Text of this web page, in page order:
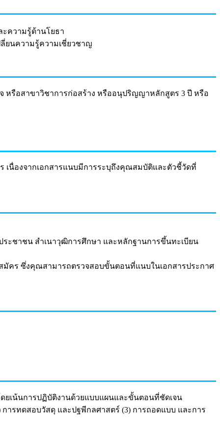
ความรู้ด้านโยธา
ยนความรู้ความเชี่ยวชาญ
หรือสาขาวิชาการก่อสร้าง หรืออนุปริญญาหลักสูตร 3 ปี หรือ
เนื่องจากเอกสารแนบมีการระบุถึงคุณสมบัติและตัวชี้วัดที่
ระชาชน สำเนาวุฒิการศึกษา และหลักฐานการขึ้นทะเบียน
มัคร ซึ่งคุณสามารถตรวจสอบขั้นตอนที่แนบในเอกสารประกาศ
ยเน้นการปฏิบัติงานด้วยแบบแผนและขั้นตอนที่ชัดเจน
ารทดสอบวัสดุ และปฐพีกลศาสตร์ (3) การถอดแบบ และการ